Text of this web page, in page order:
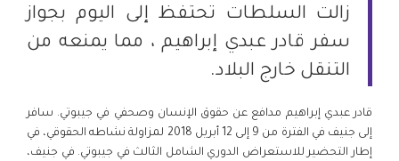
زالت السلطات تحتفظ إلى اليوم بجواز
سفر قادر عبدي إبراهيم ، مما يمنعه من
التنقل خارج البلاد.
قادر عبدي إبراهيم مدافع عن حقوق الإنسان وصحفي في جيبوتي. سافر
إلى جنيف في الفترة من 9 إلى 12 أبريل 2018 لمزاولة نشاطه الحقوقي، في
إطار التحضير للاستعراض الدوري الشامل الثالث في جيبوتي. في جنيف،